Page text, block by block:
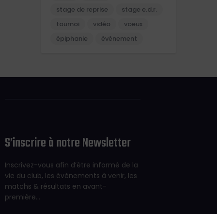
stage de reprise
stage e.d.r.
tournoi
vidéo
voeux
épiphanie
évènement
S’inscrire à notre Newsletter
Inscrivez-vous afin d’être informé de la
vie du club, les évènements à venir, les
matchs & résultats en avant-
première…